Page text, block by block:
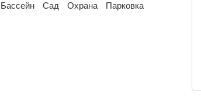
Бассейн Сад Охрана Парковка